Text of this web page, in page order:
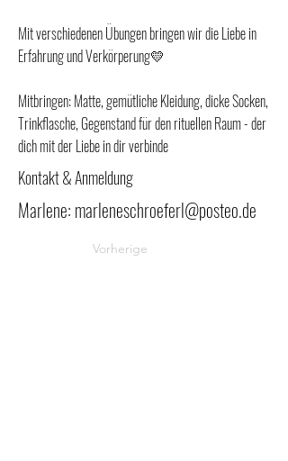
Mit verschiedenen Übungen bringen wir die Liebe in
Erfahrung und Verkörperung💛
Mitbringen: Matte, gemütliche Kleidung, dicke Socken,
Trinkflasche, Gegenstand für den rituellen Raum - der
dich mit der Liebe in dir verbinde
Kontakt & Anmeldung
Marlene: marleneschroeferl@posteo.de
Vorherige